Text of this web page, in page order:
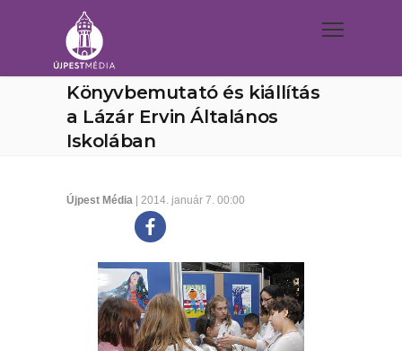
Könyvbemutató és kiállítás
a Lázár Ervin Általános
Iskolában
Újpest Média | 2014. január 7. 00:00